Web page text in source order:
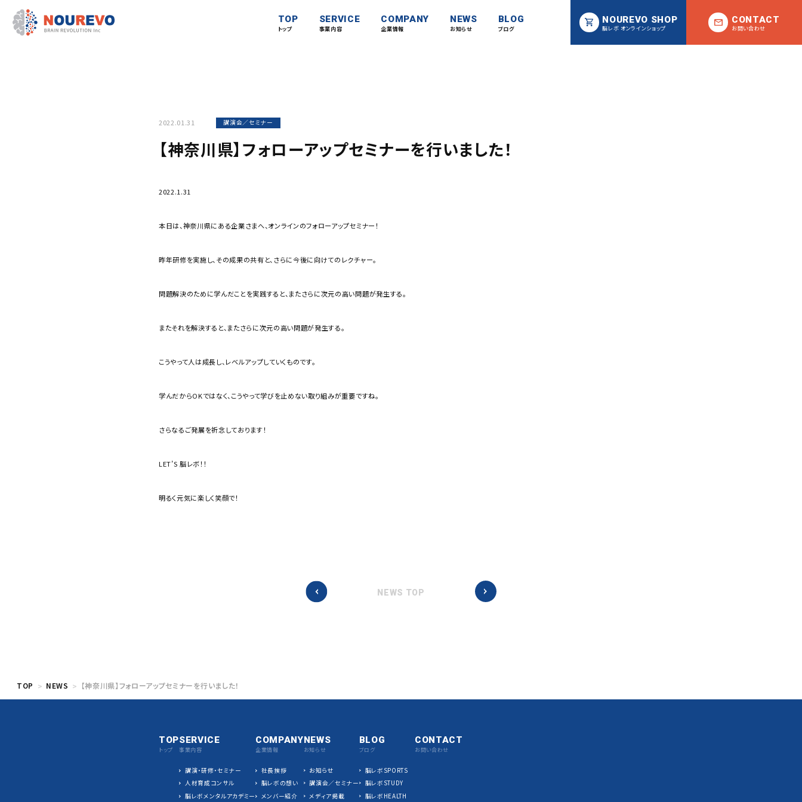
TOP
トップ
SERVICE
事業内容
COMPANY
企業情報
NEWS
お知らせ
BLOG
ブログ
NOUREVO SHOP
脳レボ オンラインショップ
CONTACT
お問い合わせ
2022.01.31 講演会／セミナー
【神奈川県】フォローアップセミナーを行いました！
2022.1.31
本日は、神奈川県にある企業さまへ、オンラインのフォローアップセミナー！
昨年研修を実施し、その成果の共有と、さらに今後に向けてのレクチャー。
問題解決のために学んだことを実践すると、またさらに次元の高い問題が発生する。
またそれを解決すると、またさらに次元の高い問題が発生する。
こうやって人は成長し、レベルアップしていくものです。
学んだからOKではなく、こうやって学びを止めない取り組みが重要ですね。
さらなるご発展を祈念しております！
LET’S 脳レボ！！
明るく元気に楽しく笑顔で！
NEWS TOP
TOP NEWS 【神奈川県】フォローアップセミナーを行いました！
TOP
トップ
SERVICE
事業内容
講演・研修・セミナー
人材育成コンサル
脳レボメンタルアカデミー
COMPANY
企業情報
社長挨拶
脳レボの想い
メンバー紹介
NEWS
お知らせ
お知らせ
講演会／セミナー
メディア掲載
BLOG
ブログ
脳レボSPORTS
脳レボSTUDY
脳レボHEALTH
CONTACT
お問い合わせ